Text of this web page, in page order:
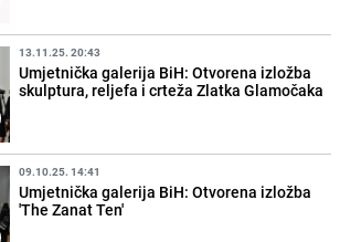
13.11.25. 20:43
Umjetnička galerija BiH: Otvorena izložba
skulptura, reljefa i crteža Zlatka Glamočaka
09.10.25. 14:41
Umjetnička galerija BiH: Otvorena izložba
'The Zanat Ten'